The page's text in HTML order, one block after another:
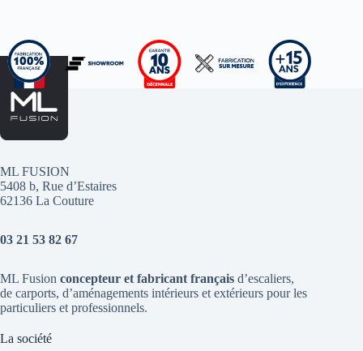
ML FUSION
5408 b, Rue d’Estaires
62136 La Couture
03 21 53 82 67
ML Fusion concepteur et fabricant français d’escaliers,
de carports, d’aménagements intérieurs et extérieurs pour les
particuliers et professionnels.
La société